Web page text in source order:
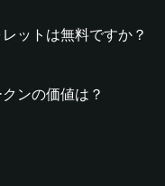
ットは無料ですか？
ンの価値は？